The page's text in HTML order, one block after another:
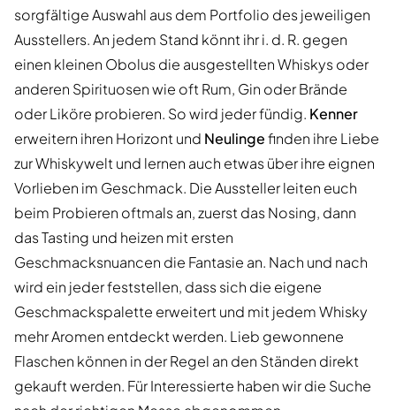
sorgfältige Auswahl aus dem Portfolio des jeweiligen
Ausstellers. An jedem Stand könnt ihr i. d. R. gegen
einen kleinen Obolus die ausgestellten Whiskys oder
anderen Spirituosen wie oft Rum, Gin oder Brände
oder Liköre probieren. So wird jeder fündig. Kenner
erweitern ihren Horizont und Neulingefinden ihre Liebe
zur Whiskywelt und lernen auch etwas über ihre eignen
Vorlieben im Geschmack. Die Aussteller leiten euch
beim Probieren oftmals an, zuerst das Nosing, dann
das Tasting und heizen mit ersten
Geschmacksnuancen die Fantasie an. Nach und nach
wird ein jeder feststellen, dass sich die eigene
Geschmackspalette erweitert und mit jedem Whisky
mehr Aromen entdeckt werden. Lieb gewonnene
Flaschen können in der Regel an den Ständen direkt
gekauft werden. Für Interessierte haben wir die Suche